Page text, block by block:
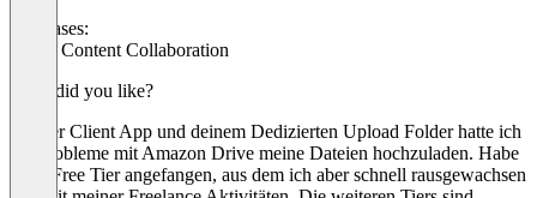
Use cases:
Cloud Content Collaboration
What did you like?
Mit der Client App und deinem Dedizierten Upload Folder hatte ich
nie Probleme mit Amazon Drive meine Dateien hochzuladen. Habe
beim Free Tier angefangen, aus dem ich aber schnell rausgewachsen